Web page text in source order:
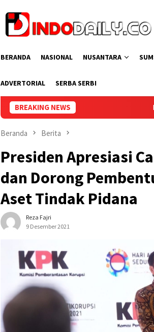
BERANDA NASIONAL NUSANTARA
ADVERTORIAL SERBA SERBI
BREAKING NEWSLapas Perempuan
Beranda Berita
Presiden Apresiasi
dan Dorong
Aset Tindak Pidana
Reza Fajri
9 Desember 2021